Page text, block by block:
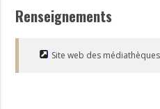
Renseignements
Site web des